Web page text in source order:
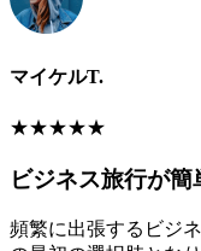
マイケルT.
★★★★★
ビジネス旅行が
頻繁に出張するビジ